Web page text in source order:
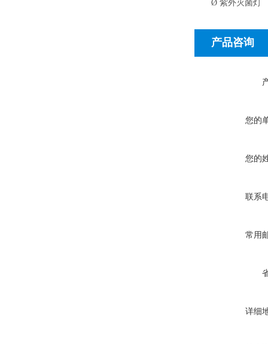
Ø 紫外灭菌灯
产品咨询
您的
您的
联系
常用
详细